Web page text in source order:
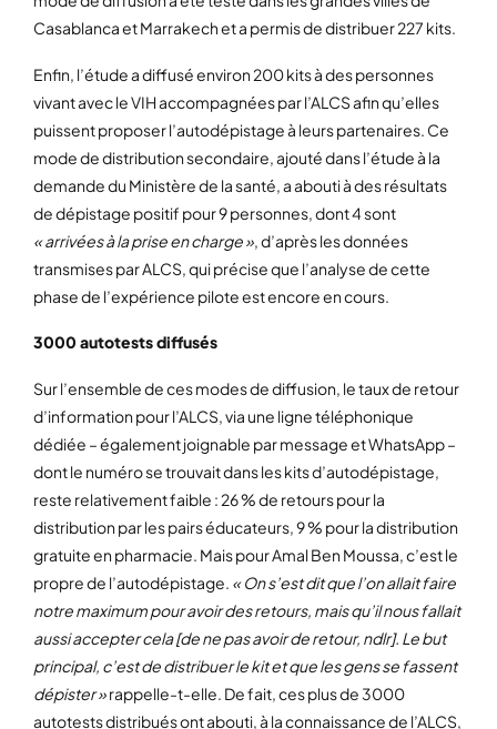
Casablanca et Marrakech et a permis de distribuer 227 kits.
Enfin, l’étude a diffusé environ 200 kits à des personnes
vivant avec le VIH accompagnées par l’ALCS afin qu’elles
puissent proposer l’autodépistage à leurs partenaires. Ce
mode de distribution secondaire, ajouté dans l’étude à la
demande du Ministère de la santé, a abouti à des résultats
de dépistage positif pour 9 personnes, dont 4 sont
« arrivées à la prise en charge » , d’après les données
transmises par ALCS, qui précise que l’analyse de cette
phase de l’expérience pilote est encore en cours.
3000 autotests diffusés
Sur l’ensemble de ces modes de diffusion, le taux de retour
d’information pour l’ALCS, via une ligne téléphonique
dédiée – également joignable par message et WhatsApp –
dont le numéro se trouvait dans les kits d’autodépistage,
reste relativement faible : 26 % de retours pour la
distribution par les pairs éducateurs, 9 % pour la distribution
gratuite en pharmacie. Mais pour Amal Ben Moussa, c’est le
propre de l’autodépistage. « On s’est dit que l’on allait faire
notre maximum pour avoir des retours, mais qu’il nous fallait
aussi accepter cela [de ne pas avoir de retour, ndlr]. Le but
principal, c’est de distribuer le kit et que les gens se fassent
dépister »rappelle-t-elle. De fait, ces plus de 3000
autotests distribués ont abouti, à la connaissance de l’ALCS,